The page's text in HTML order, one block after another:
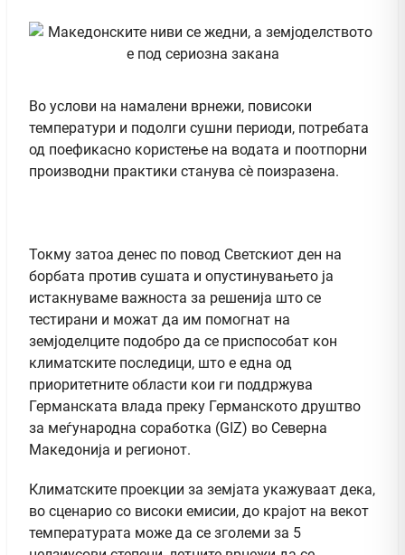
Во услови на намалени врнежи, повисоки
температури и подолги сушни периоди, потребата
од поефикасно користење на водата и поотпорни
производни практики станува сè поизразена.
Токму затоа денес по повод Светскиот ден на
борбата против сушата и опустинувањето ја
истакнуваме важноста за решенија што се
тестирани и можат да им помогнат на
земјоделците подобро да се приспособат кон
климатските последици, што е една од
приоритетните области кои ги поддржува
Германската влада преку Германското друштво
за меѓународна соработка (GIZ) во Северна
Македонија и регионот.
Климатските проекции за земјата укажуваат дека,
во сценарио со високи емисии, до крајот на векот
температурата може да се зголеми за 5